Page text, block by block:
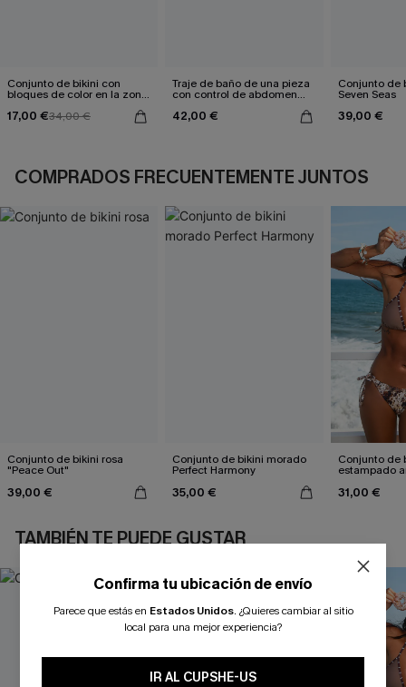
Conjunto de bikini con
bloques de color en la zona
17,00 €34,00 €
Traje de baño de una pieza
con control de abdomen
42,00 €
Conjunto de
Seven Seas
39,00 €
COMPRADOS FRECUENTEMENTE JUNTOS
Conjunto de bikini rosa
"Peace Out"
39,00 €
Conjunto de bikini morado
Perfect Harmony
35,00 €
Conjunto de
estampado
31,00 €
TAMBIÉN TE PUEDE GUSTAR
Confirma tu ubicación de envío
Parece que estás en Estados Unidos. ¿Quieres cambiar al sitio
local para una mejor experiencia?
IR AL CUPSHE-US